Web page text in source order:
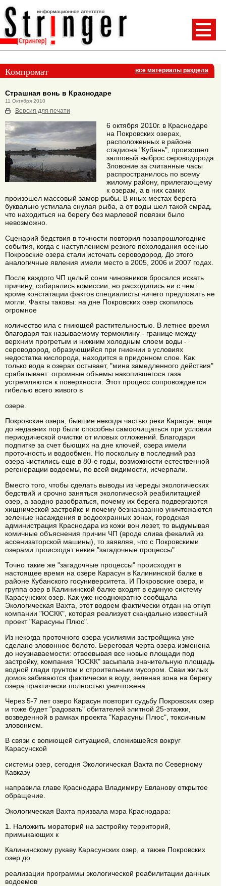
Компромат все материалы раздела
Страшная вонь в Краснодаре
11 Октября 2010
Версия для печати
6 октября 2010г. в Краснодаре
на Покровских озерах,
расположенных в районе
стадиона "Кубань", произошел
залповый выброс сероводорода.
Зловоние за считанные часы
распространилось по всему
жилому району, прилегающему
к озерам, а в них самих
произошел массовый замор рыбы. В иных местах берега
буквально устилала снулая рыба, а от воды шел такой смрад,
что находиться на берегу без марлевой повязки было
невозможно.
Сценарий бедствия в точности повторил позапрошлогодние
события, когда с наступлением резкого похолодания осенью
Покровские озера стали источать сероводород. До этого
аналогичные явления имели место в 2005, 2006 и 2007 годах.
После каждого ЧП целый сонм чиновников бросался искать
причину, собирались комиссии, но расходились ни с чем:
кроме констатации фактов специалисты ничего предложить не
могли. Факты таковы: на дне Покровских озер скопилось
огромное
количество ила с гниющей растительностью. В летнее время
благодаря так называемому термоклину - границе между
верхним прогретым и нижним холодным слоем воды -
сероводород, образующийся при гниении в условиях
недостатка кислорода, находится в придонном слое. Как
только вода в озерах остывает, "мина замедленного действия"
срабатывает: огромные объемы накопившегося газа
устремляются к поверхности. Этот процесс сопровождается
гибелью всего живого в
озере.
Покровские озера, бывшие некогда частью реки Карасун, еще
до недавних пор были способны самоочищаться при условии
периодической очистки от иловых отложений. Благодаря
подпитке за счет бьющих на дне ключей, озера имели
проточность и водообмен. Но поскольку в последний раз
озера чистились еще в 80-е годы, возможности естественной
регенерации водоемы, по всей видимости, исчерпали.
Вместо того, чтобы сделать выводы из череды экологических
бедствий и срочно заняться экологической реабилитацией
озер, а заодно разобраться, почему их берега подвергаются
хищнической застройке и почему безнаказанно уничтожаются
зеленые насаждения в водоохранных зонах, городская
администрация Краснодара из кожи вон лезет, то выдумывая
комичные объяснения причин ЧП (вроде слива фекалий из
ассенизаторской машины), то заявляя, что с Покровскими
озерами происходят некие "загадочные процессы".
Точно такие же "загадочные процессы" происходят в
настоящее время на озере Карасун в Калининской балке в
районе Кубанского госуниверситета. И Покровские озера, и
группа озер в Калининской балке входят в единую систему
Карасунских озер. Как уже неоднократно сообщала
Экологическая Вахта, этот водоем фактически отдан на откуп
компании "ЮСКК", которая реализует скандально известный
проект "Карасуны Плюс".
Из некогда проточного озера усилиями застройщика уже
сделано зловонное болото. Береговая черта озера изменена
до неузнаваемости: отвоевывая все новые площади под
застройку, компания "ЮСКК" засыпала значительную площадь
водной глади грунтом и строительным мусором. Сваи жилых
домов забиваются фактически в воду, зеленая зона на берегу
озера практически полностью уничтожена.
Через 5-7 лет озеро Карасун повторит судьбу Покровских озер
и тоже будет "радовать" обитателей элитной 25-этажки,
возведенной в рамках проекта "Карасуны Плюс", токсичным
зловонием.
В связи с вопиющей ситуацией, сложившейся вокруг
Карасунской
системы озер, сегодня Экологическая Вахта по Северному
Кавказу
направила главе Краснодара Владимиру Евланову открытое
обращение.
Экологическая Вахта призвала мэра Краснодара:
1. Наложить мораторий на застройку территорий,
примыкающих к
Калининскому рукаву Карасунских озер, а также Покровских
озер до
реализации программы экологической реабилитации данных
водоемов